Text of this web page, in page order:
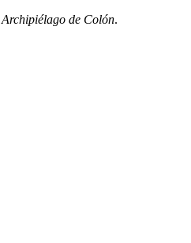
Archipiélago de Colón.